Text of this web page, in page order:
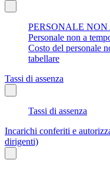
PERSONALE
Personale non a
Costo del personale
tabellare
Tassi di assenza
Tassi di assenza
Incarichi conferiti e
dirigenti)